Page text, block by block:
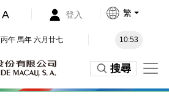
A 登入 繁
丙午 馬年 六月廿七 10:53
搜尋